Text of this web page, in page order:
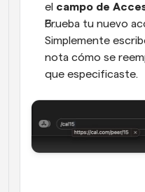
el campo de
Prueba tu nuevo
Simplemente
nota cómo se
que especificaste.